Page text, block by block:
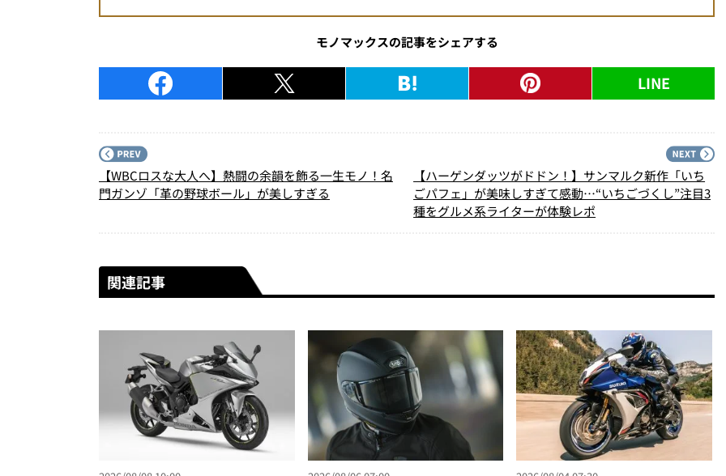
モノマックスの記事をシェアする
LINE
【WBCロスな大人へ】熱闘の余韻を飾る一生モノ！名
門ガンゾ「革の野球ボール」が美しすぎる
【ハーゲンダッツがドドン！】サンマルク新作「いち
ごパフェ」が美味しすぎて感動…“いちごづくし”注目3
種をグルメ系ライターが体験レポ
関連記事